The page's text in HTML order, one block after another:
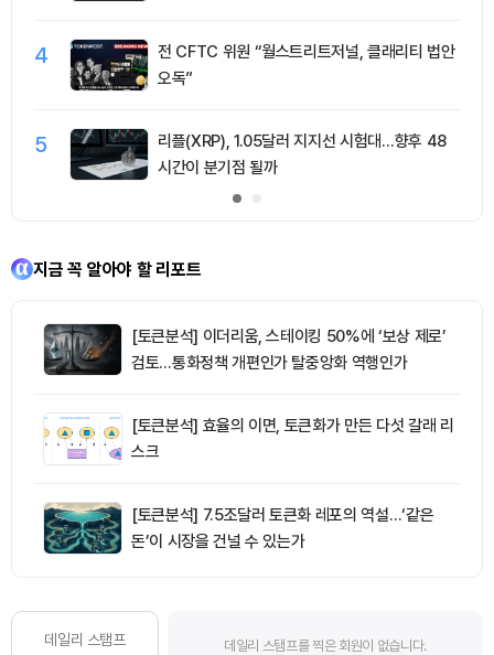
4
전 CFTC 위원 “월스트리트저널, 클래리티 법안
오독”
5
리플(XRP), 1.05달러 지지선 시험대…향후 48
시간이 분기점 될까
지금 꼭 알아야 할 리포트
[토큰분석] 이더리움, 스테이킹 50%에 ‘보상 제로’
검토…통화정책 개편인가 탈중앙화 역행인가
[토큰분석] 효율의 이면, 토큰화가 만든 다섯 갈래 리
스크
[토큰분석] 7.5조달러 토큰화 레포의 역설…‘같은
돈’이 시장을 건널 수 있는가
데일리 스탬프
데일리 스탬프를 찍은 회원이 없습니다.